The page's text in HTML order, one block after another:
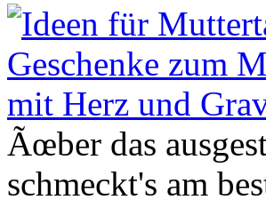
Ãœber das
schmeckt's am